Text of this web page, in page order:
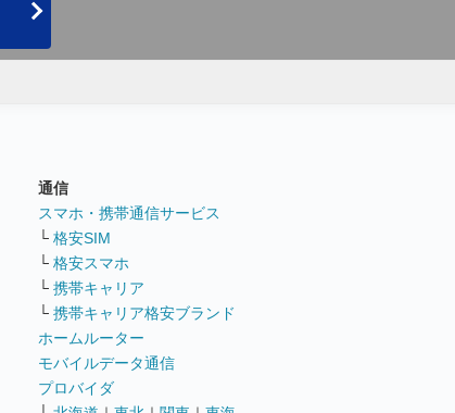
通信
スマホ・携帯通信サービス
└ 格安SIM
└ 格安スマホ
└ 携帯キャリア
└ 携帯キャリア格安ブランド
ホームルーター
モバイルデータ通信
プロバイダ